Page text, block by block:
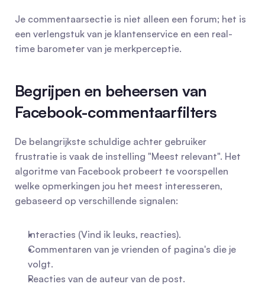
Je commentaarsectie is niet alleen een forum; het is
een verlengstuk van je klantenservice en een real-
time barometer van je merkperceptie.
Begrijpen en beheersen van
Facebook-commentaarfilters
De belangrijkste schuldige achter gebruiker
frustratie is vaak de instelling "Meest relevant". Het
algoritme van Facebook probeert te voorspellen
welke opmerkingen jou het meest interesseren,
gebaseerd op verschillende signalen:
Interacties (Vind ik leuks, reacties).
Commentaren van je vrienden of pagina's die je
volgt.
Reacties van de auteur van de post.